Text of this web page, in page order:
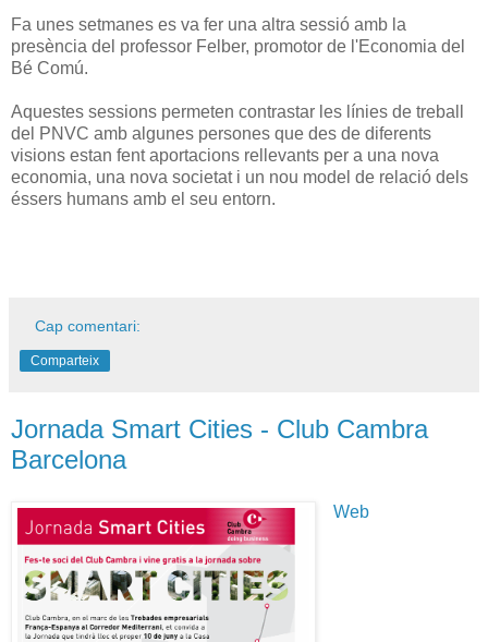
Fa unes setmanes es va fer una altra sessió amb la
presència del professor Felber, promotor de l'Economia del
Bé Comú.
Aquestes sessions permeten contrastar les línies de treball
del PNVC amb algunes persones que des de diferents
visions estan fent aportacions rellevants per a una nova
economia, una nova societat i un nou model de relació dels
éssers humans amb el seu entorn.
Cap comentari:
Comparteix
Jornada Smart Cities - Club Cambra
Barcelona
Web